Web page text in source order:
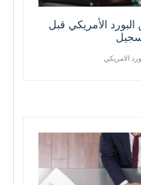
الأمريكي قبل
الامريكي